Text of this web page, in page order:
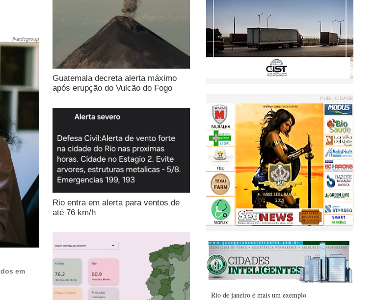
@atdcgroup
em
Guatemala decreta alerta máximo
após erupção do Vulcão do Fogo
Rio entra em alerta para ventos de
até 76 km/h
PUBLICIDADE
Rio de janeiro é mais um exemplo